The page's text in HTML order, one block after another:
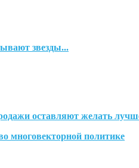
звезды...
оставляют желать
многовекторной политике